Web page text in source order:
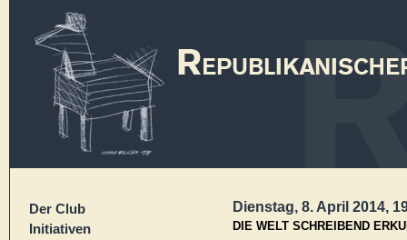
Der Club
Initiativen
Dienstag, 8. April 2014,
DIE WELT SCHREIBEND